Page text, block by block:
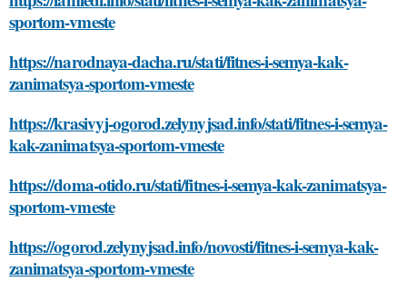
sportom-vmeste
https://narodnaya-dacha.ru/stati/fitnes-i-semya-kak-
zanimatsya-sportom-vmeste
https://krasivyj-ogorod.zelynyjsad.info/stati/fitnes-i-semya-
kak-zanimatsya-sportom-vmeste
https://doma-otido.ru/stati/fitnes-i-semya-kak-zanimatsya-
sportom-vmeste
https://ogorod.zelynyjsad.info/novosti/fitnes-i-semya-kak-
zanimatsya-sportom-vmeste